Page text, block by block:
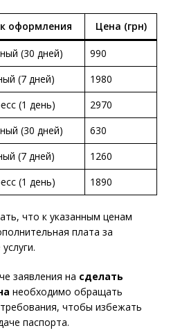
оформления Цена (грн)
(30 дней)
990
(7 дней)
1980
(1 день)
2970
(30 дней)
630
(7 дней)
1260
(1 день) 1890
что к указанным ценам
плата за
заявления на сделать
необходимо обращать
чтобы избежать
паспорта.